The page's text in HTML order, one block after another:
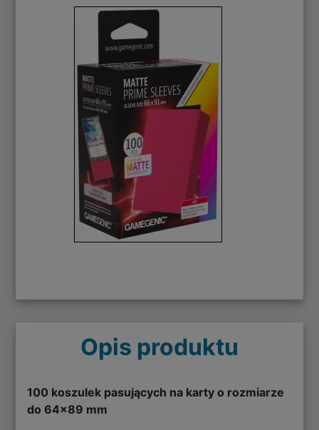
Opis produktu
100 koszulek pasujących na karty o rozmiarze
do 64x89 mm